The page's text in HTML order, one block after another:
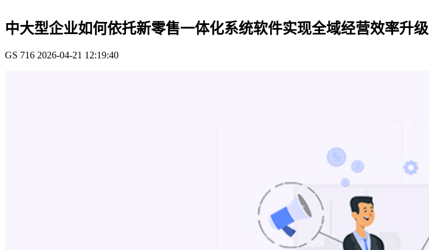
中大型企业如何依托新零售一体化系统软件实现全域经营效率升级
GS 716 2026-04-21 12:19:40